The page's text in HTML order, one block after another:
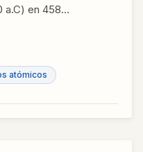
a.C) en 458…
atómicos